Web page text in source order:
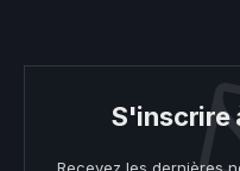
S'inscrire
Recevez les dernières